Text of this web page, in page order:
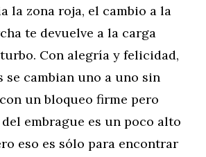
la zona roja, el cambio a la
te devuelve a la carga
Con alegría y felicidad,
se cambian uno a uno sin
un bloqueo firme pero
embrague es un poco alto
eso es sólo para encontrar